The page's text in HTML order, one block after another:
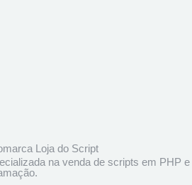
na venda de scripts em PHP e